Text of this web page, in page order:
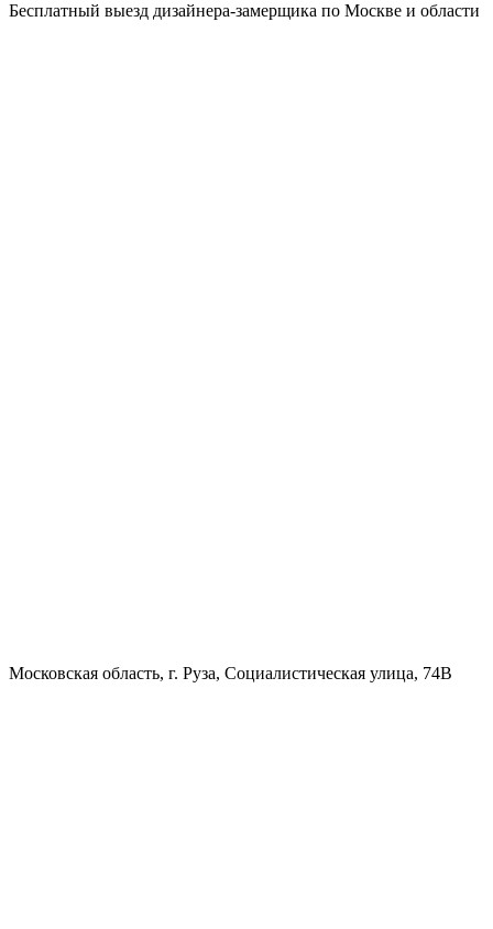
Бесплатный выезд дизайнера-замерщика по Москве и области
Московская область, г. Руза, Социалистическая улица, 74В